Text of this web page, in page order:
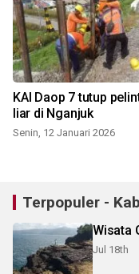
KAI Daop 7 tutup
liar di Nganjuk
Senin, 12 Januari 2026
Terpopuler -
Wisata
Jul 18th